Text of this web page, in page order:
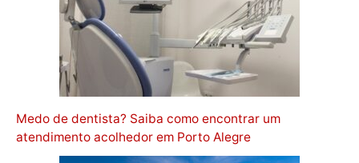
Medo de dentista? Saiba como encontrar um
atendimento acolhedor em Porto Alegre